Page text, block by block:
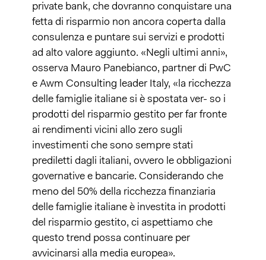
private bank, che dovranno conquistare una
fetta di risparmio non ancora coperta dalla
consulenza e puntare sui servizi e prodotti
ad alto valore aggiunto. «Negli ultimi anni»,
osserva Mauro Panebianco, partner di PwC
e Awm Consulting leader Italy, «la ricchezza
delle famiglie italiane si è spostata ver- so i
prodotti del risparmio gestito per far fronte
ai rendimenti vicini allo zero sugli
investimenti che sono sempre stati
prediletti dagli italiani, ovvero le obbligazioni
governative e bancarie. Considerando che
meno del 50% della ricchezza finanziaria
delle famiglie italiane è investita in prodotti
del risparmio gestito, ci aspettiamo che
questo trend possa continuare per
avvicinarsi alla media europea».